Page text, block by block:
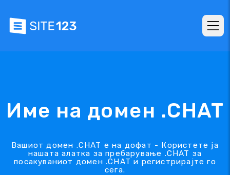
Име на домен .CHAT
Вашиот домен .CHAT е на дофат - Користете ја
нашата алатка за пребарување .CHAT за
посакуваниот домен .CHAT и регистрирајте го
сега.